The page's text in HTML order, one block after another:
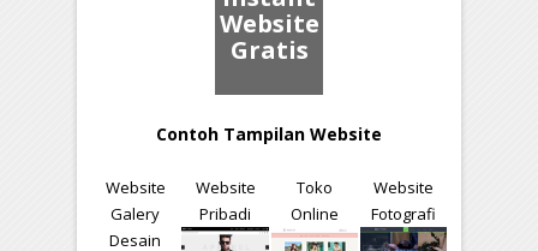
Website
Gratis
Contoh Tampilan Website
Website
Galery
Desain
Website
Pribadi
Toko
Online
Website
Fotografi